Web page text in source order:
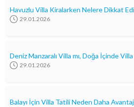
Havuzlu Villa Kiralarken Nelere Dikkat
29.01.2026
Deniz Manzaralı Villa mı, Doğa İçinde Villa
29.01.2026
Balayı İçin Villa Tatili Neden Daha